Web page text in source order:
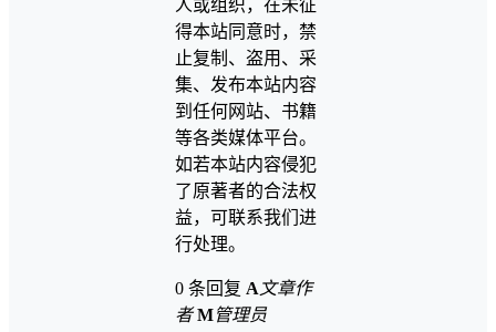
人或组织，在未征
得本站同意时，禁
止复制、盗用、采
集、发布本站内容
到任何网站、书籍
等各类媒体平台。
如若本站内容侵犯
了原著者的合法权
益，可联系我们进
行处理。
0 条回复 A 文章作
者 M管理员